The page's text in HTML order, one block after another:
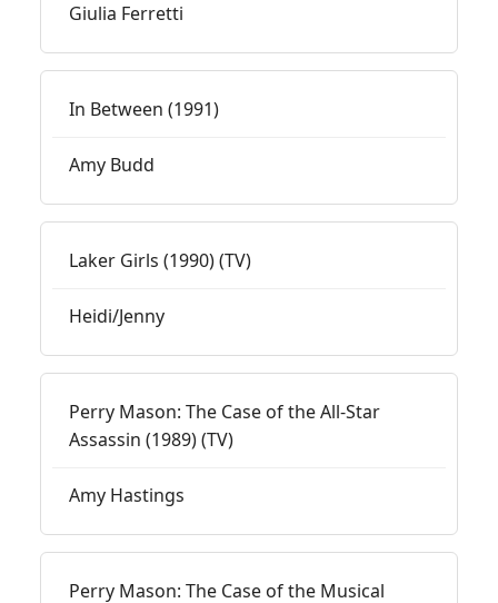
Giulia Ferretti
In Between (1991)
Amy Budd
Laker Girls (1990) (TV)
Heidi/Jenny
Perry Mason: The Case of the All-Star
Assassin (1989) (TV)
Amy Hastings
Perry Mason: The Case of the Musical